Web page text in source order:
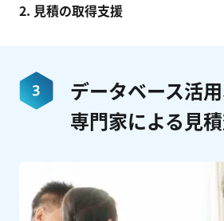
2. 見積の取得支援
データベース活用
専門家による見